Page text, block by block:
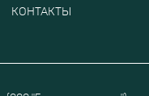
КОНТАКТЫ